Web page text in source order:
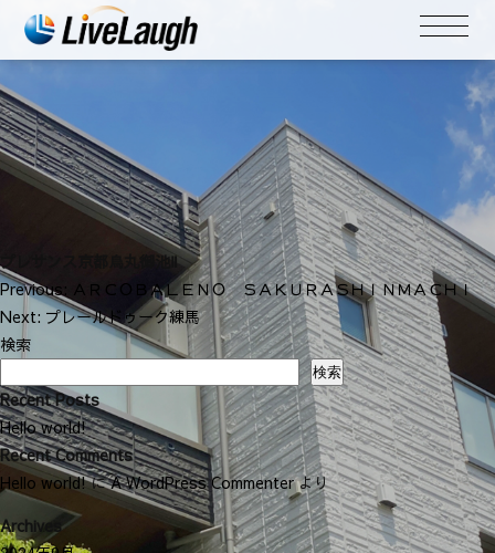
プレサンス京都烏丸御池Ⅱ
投
稿
ナ
ゲ
ー
シ
ョ
Previous: ＡＲＣＯＢＡＬＥＮＯ ＳＡＫＵＲＡＳＨＩＮＭＡＣＨＩ
Next: プレールドゥーク練馬
検索
検索
Recent Posts
Hello world!
Recent Comments
Hello world!にA WordPress Commenterより
Archives